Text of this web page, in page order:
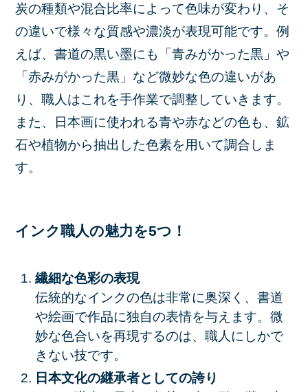
炭の種類や混合比率によって色味が変わり、そ
の違いで様々な質感や濃淡が表現可能です。例
えば、書道の黒い墨にも「青みがかった黒」や
「赤みがかった黒」など微妙な色の違いがあ
り、職人はこれを手作業で調整していきます。
また、日本画に使われる青や赤などの色も、鉱
石や植物から抽出した色素を用いて調合しま
す。
インク職人の魅力を5つ！
繊細な色彩の表現
伝統的なインクの色は非常に奥深く、書道
や絵画で作品に独自の表情を与えます。微
妙な色合いを再現するのは、職人にしかで
きない技です。
日本文化の継承者としての誇り